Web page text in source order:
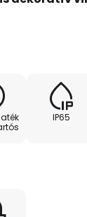
a
tölthető fel.
meleg fehér
egy
IP65